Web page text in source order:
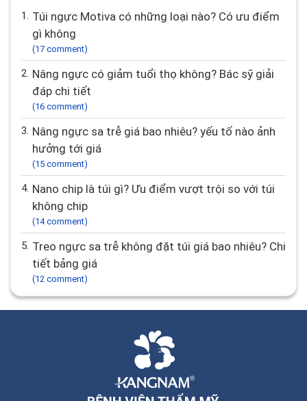
1. Túi ngực Motiva có những loại nào? Có ưu điểm
gì không
(17 comment)
2. Nâng ngực có giảm tuổi thọ không? Bác sỹ giải
đáp chi tiết
(16 comment)
3. Nâng ngực sa trễ giá bao nhiêu? yếu tố nào ảnh
hưởng tới giá
(15 comment)
4. Nano chip là túi gì? Ưu điểm vượt trội so với túi
không chip
(14 comment)
5. Treo ngực sa trễ không đặt túi giá bao nhiêu? Chi
tiết bảng giá
(12 comment)